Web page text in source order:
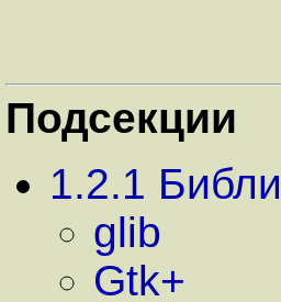
Подсекции
1.2.1
glib
Gtk+